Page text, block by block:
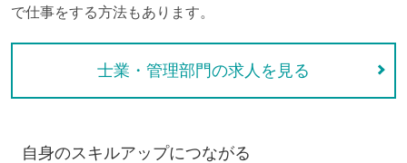
で仕事をする方法もあります。
士業・管理部門の求人を見る
自身のスキルアップにつながる